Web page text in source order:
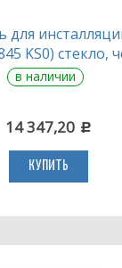
для
KS0) стекло,
в наличии
14 347,20 c
КУПИТЬ